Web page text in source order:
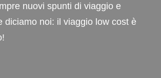
nuovi spunti di viaggio e
diciamo noi: il viaggio low cost è